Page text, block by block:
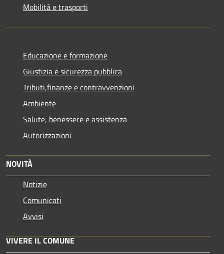
Mobilità e trasporti
Educazione e formazione
Giustizia e sicurezza pubblica
Tributi,finanze e contravvenzioni
Ambiente
Salute, benessere e assistenza
Autorizzazioni
NOVITÀ
Notizie
Comunicati
Avvisi
VIVERE IL COMUNE